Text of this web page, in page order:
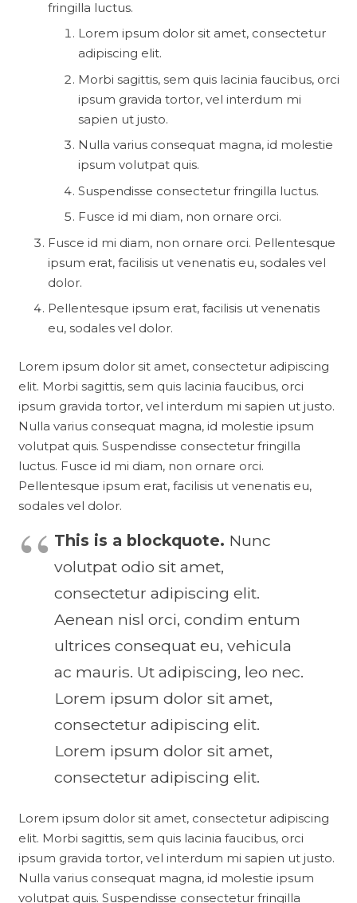
fringilla luctus.
Lorem ipsum dolor sit amet, consectetur
adipiscing elit.
Morbi sagittis, sem quis lacinia faucibus, orci
ipsum gravida tortor, vel interdum mi
sapien ut justo.
Nulla varius consequat magna, id molestie
ipsum volutpat quis.
Suspendisse consectetur fringilla luctus.
Fusce id mi diam, non ornare orci.
Fusce id mi diam, non ornare orci. Pellentesque
ipsum erat, facilisis ut venenatis eu, sodales vel
dolor.
Pellentesque ipsum erat, facilisis ut venenatis
eu, sodales vel dolor.
Lorem ipsum dolor sit amet, consectetur adipiscing
elit. Morbi sagittis, sem quis lacinia faucibus, orci
ipsum gravida tortor, vel interdum mi sapien ut justo.
Nulla varius consequat magna, id molestie ipsum
volutpat quis. Suspendisse consectetur fringilla
luctus. Fusce id mi diam, non ornare orci.
Pellentesque ipsum erat, facilisis ut venenatis eu,
sodales vel dolor.
This is a blockquote. Nunc
volutpat odio sit amet,
consectetur adipiscing elit.
Aenean nisl orci, condim entum
ultrices consequat eu, vehicula
ac mauris. Ut adipiscing, leo nec.
Lorem ipsum dolor sit amet,
consectetur adipiscing elit.
Lorem ipsum dolor sit amet,
consectetur adipiscing elit.
Lorem ipsum dolor sit amet, consectetur adipiscing
elit. Morbi sagittis, sem quis lacinia faucibus, orci
ipsum gravida tortor, vel interdum mi sapien ut justo.
Nulla varius consequat magna, id molestie ipsum
volutpat quis. Suspendisse consectetur fringilla